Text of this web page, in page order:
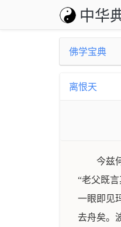
中华
佛学宝典
离恨天
今兹
“老父既
一眼即见
去舟矣。